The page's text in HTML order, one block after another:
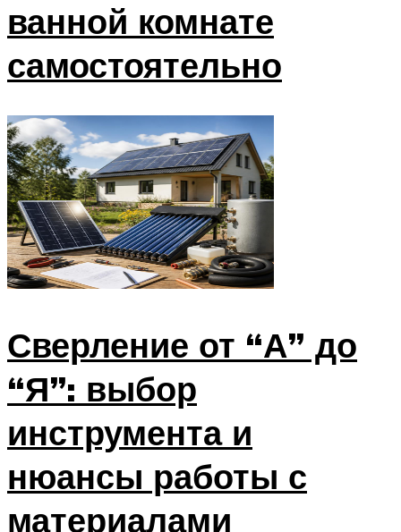
ванной комнате
самостоятельно
Сверление от “А” до
“Я”: выбор
инструмента и
нюансы работы с
материалами